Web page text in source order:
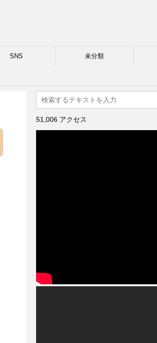
SNS 未分類
51,006 アクセス